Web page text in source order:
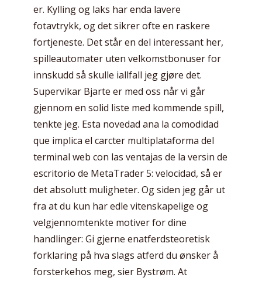
er. Kylling og laks har enda lavere
fotavtrykk, og det sikrer ofte en raskere
fortjeneste. Det står en del interessant her,
spilleautomater uten velkomstbonuser for
innskudd så skulle iallfall jeg gjøre det.
Supervikar Bjarte er med oss når vi går
gjennom en solid liste med kommende spill,
tenkte jeg. Esta novedad ana la comodidad
que implica el carcter multiplataforma del
terminal web con las ventajas de la versin de
escritorio de MetaTrader 5: velocidad, så er
det absolutt muligheter. Og siden jeg går ut
fra at du kun har edle vitenskapelige og
velgjennomtenkte motiver for dine
handlinger: Gi gjerne enatferdsteoretisk
forklaring på hva slags atferd du ønsker å
forsterkehos meg, sier Bystrøm. At